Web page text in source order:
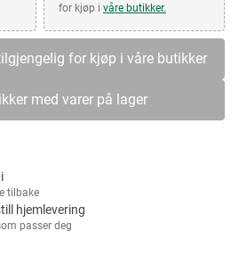
for kjøp i våre butikker.
for kjøp i våre butikker
med varer på lager
tilbake
hjemlevering
passer deg